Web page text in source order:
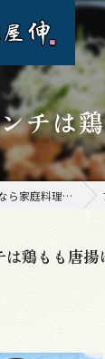
チは
西明石の居酒屋なら家庭料理と肉 居酒屋 伸
鶏もも唐揚